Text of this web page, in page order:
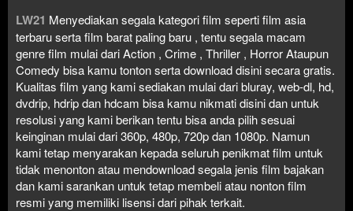
LW21 Menyediakan segala kategori film seperti film asia
terbaru serta film barat paling baru , tentu segala macam
genre film mulai dari Action , Crime , Thriller , Horror Ataupun
Comedy bisa kamu tonton serta download disini secara gratis.
Kualitas film yang kami sediakan mulai dari bluray, web-dl, hd,
dvdrip, hdrip dan hdcam bisa kamu nikmati disini dan untuk
resolusi yang kami berikan tentu bisa anda pilih sesuai
keinginan mulai dari 360p, 480p, 720p dan 1080p. Namun
kami tetap menyarakan kepada seluruh penikmat film untuk
tidak menonton atau mendownload segala jenis film bajakan
dan kami sarankan untuk tetap membeli atau nonton film
resmi yang memiliki lisensi dari pihak terkait.